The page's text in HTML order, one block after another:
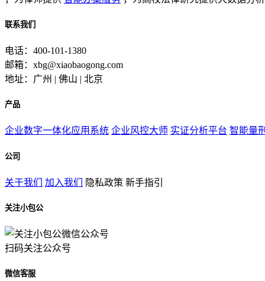
联系我们
电话：400-101-1380
邮箱：xbg@xiaobaogong.com
地址：广州 | 佛山 | 北京
产品
企业数字一体化应用系统 企业风控大师 实证分析平台 智能量
公司
关于我们 加入我们 隐私政策 新手指引
关注小包公
扫码关注公众号
微信客服